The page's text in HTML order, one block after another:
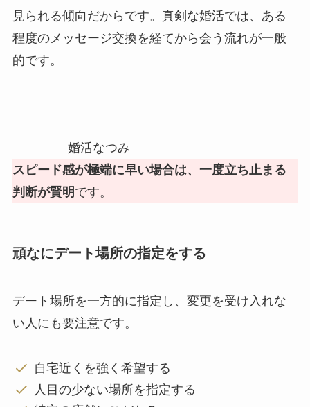
見られる傾向だからです。真剣な婚活では、ある
程度のメッセージ交換を経てから会う流れが一般
的です。
婚活なつみ
スピード感が極端に早い場合は、一度立ち止まる
判断が賢明 です。
頑なにデート場所の指定をする
デート場所を一方的に指定し、変更を受け入れな
い人にも要注意です。
自宅近くを強く希望する
人目の少ない場所を指定する